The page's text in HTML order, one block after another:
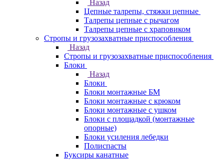
Назад
Цепные талрепы, стяжки цепные
Талрепы цепные с рычагом
Талрепы цепные с храповиком
Стропы и грузозахватные приспособления
Назад
Стропы и грузозахватные приспособления
Блоки
Назад
Блоки
Блоки монтажные БМ
Блоки монтажные с крюком
Блоки монтажные с ушком
Блоки с площадкой (монтажные
опорные)
Блоки усиления лебедки
Полиспасты
Буксиры канатные